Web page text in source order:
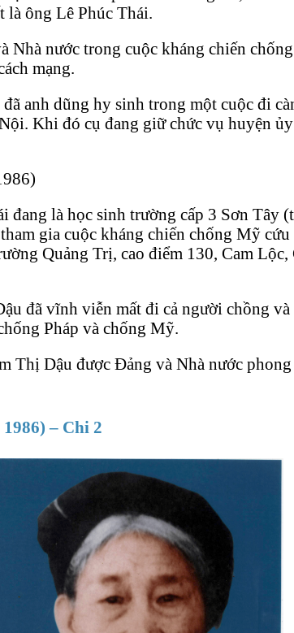
là ông Lê Phúc Thái.
Nhà nước trong cuộc kháng chiến
mạng.
anh dũng hy sinh trong một cuộc đi
Khi đó cụ đang giữ chức vụ huyện
đang là học sinh trường cấp 3 Sơn Tây
gia cuộc kháng chiến chống Mỹ
Quảng Trị, cao điểm 130, Cam
đã vĩnh viễn mất đi cả người chồng
Pháp và chống Mỹ.
Thị Dậu được Đảng và Nhà nước
– Chi 2